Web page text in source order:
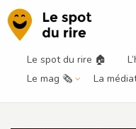
Le spot du rire 🏠
Le mag 🗞️
La
La